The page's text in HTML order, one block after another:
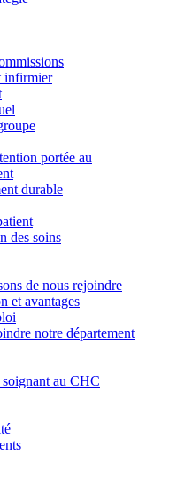
infirmier
portée au
durable
des soins
de nous rejoindre
et avantages
notre département
au CHC